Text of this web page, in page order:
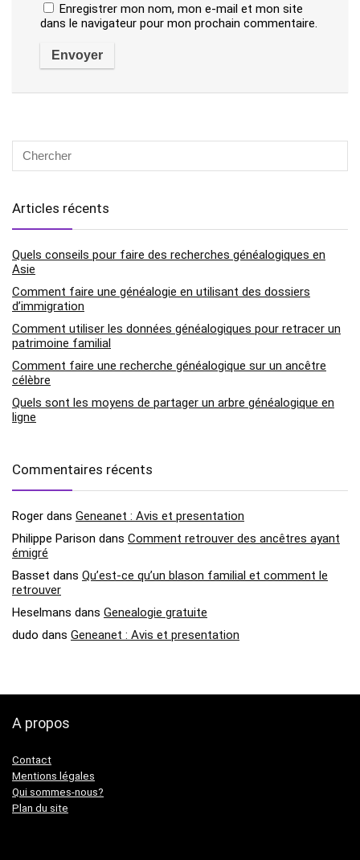
Enregistrer mon nom, mon e-mail et mon site
dans le navigateur pour mon prochain commentaire.
Articles récents
Quels conseils pour faire des recherches généalogiques en
Asie
Comment faire une généalogie en utilisant des dossiers
d’immigration
Comment utiliser les données généalogiques pour retracer un
patrimoine familial
Comment faire une recherche généalogique sur un ancêtre
célèbre
Quels sont les moyens de partager un arbre généalogique en
ligne
Commentaires récents
Roger dans Geneanet : Avis et presentation
Philippe Parison dans Comment retrouver des ancêtres ayant
émigré
Basset dans Qu’est-ce qu’un blason familial et comment le
retrouver
Heselmans dans Genealogie gratuite
dudo dans Geneanet : Avis et presentation
A propos
Contact
Mentions légales
Qui sommes-nous?
Plan du site